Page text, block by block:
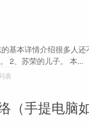
基本详情介绍很多人
2、苏荣的儿子。 本...
表
手提电脑